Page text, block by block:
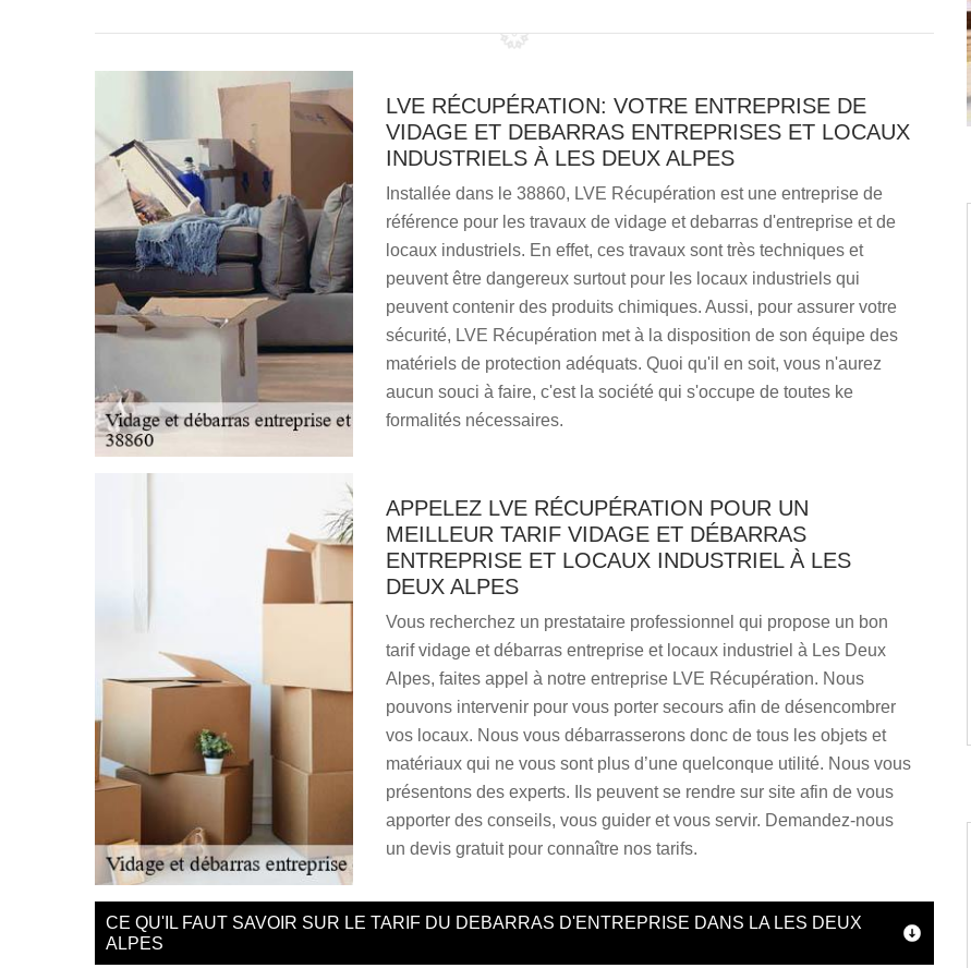
LVE RÉCUPÉRATION: VOTRE ENTREPRISE DE
VIDAGE ET DEBARRAS ENTREPRISES ET LOCAUX
INDUSTRIELS À LES DEUX ALPES
Installée dans le 38860, LVE Récupération est une entreprise de
référence pour les travaux de vidage et debarras d'entreprise et de
locaux industriels. En effet, ces travaux sont très techniques et
peuvent être dangereux surtout pour les locaux industriels qui
peuvent contenir des produits chimiques. Aussi, pour assurer votre
sécurité, LVE Récupération met à la disposition de son équipe des
matériels de protection adéquats. Quoi qu'il en soit, vous n'aurez
aucun souci à faire, c'est la société qui s'occupe de toutes ke
formalités nécessaires.
APPELEZ LVE RÉCUPÉRATION POUR UN
MEILLEUR TARIF VIDAGE ET DÉBARRAS
ENTREPRISE ET LOCAUX INDUSTRIEL À LES
DEUX ALPES
Vous recherchez un prestataire professionnel qui propose un bon
tarif vidage et débarras entreprise et locaux industriel à Les Deux
Alpes, faites appel à notre entreprise LVE Récupération. Nous
pouvons intervenir pour vous porter secours afin de désencombrer
vos locaux. Nous vous débarrasserons donc de tous les objets et
matériaux qui ne vous sont plus d’une quelconque utilité. Nous vous
présentons des experts. Ils peuvent se rendre sur site afin de vous
apporter des conseils, vous guider et vous servir. Demandez-nous
un devis gratuit pour connaître nos tarifs.
CE QU'IL FAUT SAVOIR SUR LE TARIF DU DEBARRAS D'ENTREPRISE DANS LA LES DEUX
ALPES